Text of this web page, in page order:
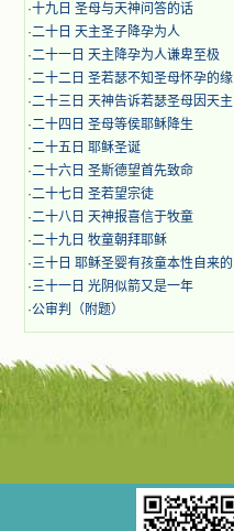
·十九日 圣母与天神问答的话
·二十日 天主圣子降孕为人
·二十一日 天主降孕为人谦卑至极
·二十二日 圣若瑟不知圣母怀孕的缘
·二十三日 天神告诉若瑟圣母因天主
·二十四日 圣母等侯耶稣降生
·二十五日 耶稣圣诞
·二十六日 圣斯德望首先致命
·二十七日 圣若望宗徒
·二十八日 天神报喜信于牧童
·二十九日 牧童朝拜耶稣
·三十日 耶稣圣婴有孩童本性自来的
·三十一日 光阴似箭又是一年
·公审判（附题）